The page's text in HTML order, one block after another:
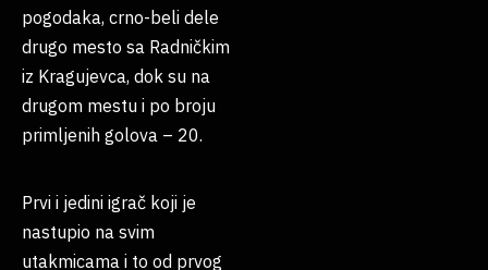
pogodaka, crno-beli dele
drugo mesto sa Radničkim
iz Kragujevca, dok su na
drugom mestu i po broju
primljenih golova – 20.
Prvi i jedini igrač koji je
nastupio na svim
utakmicama i to od prvog